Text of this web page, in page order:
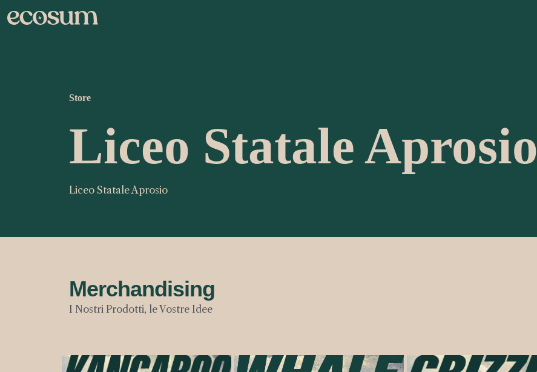
Store
Liceo Statale Aprosio
Liceo Statale Aprosio
Merchandising
I Nostri Prodotti, le Vostre Idee